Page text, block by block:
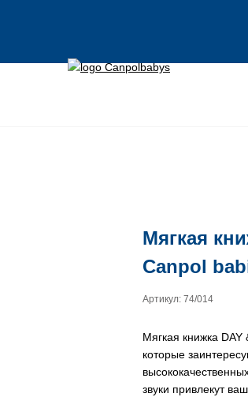
Мягкая
Canpol
Артикул: 74/014
Мягкая книжка
которые
звуки привлекут